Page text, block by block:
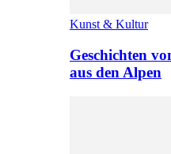
Kunst & Kultur
Geschichten
aus den Alpen